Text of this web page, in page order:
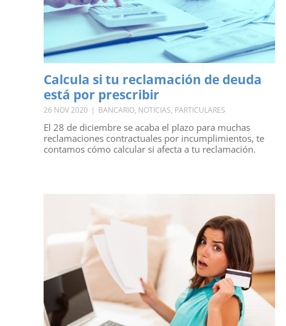
Calcula si tu reclamación de deuda
está por prescribir
26 NOV 2020 | BANCARIO, NOTICIAS, PARTICULARES
El 28 de diciembre se acaba el plazo para muchas
reclamaciones contractuales por incumplimientos, te
contamos cómo calcular si afecta a tu reclamación.